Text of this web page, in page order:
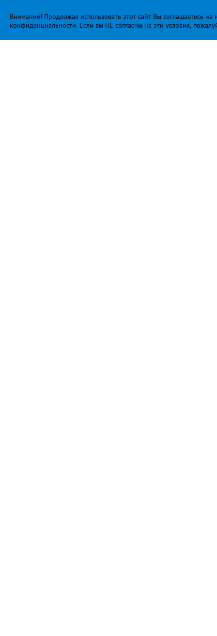
Внимание! Продолжая использовать этот сайт Вы соглашаетесь
конфиденциальности. Если вы НЕ согласны на эти условия,